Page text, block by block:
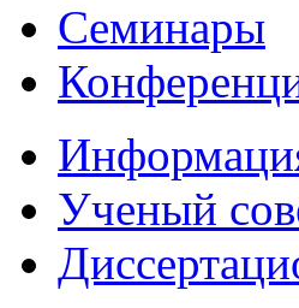
Семинары
Ученый